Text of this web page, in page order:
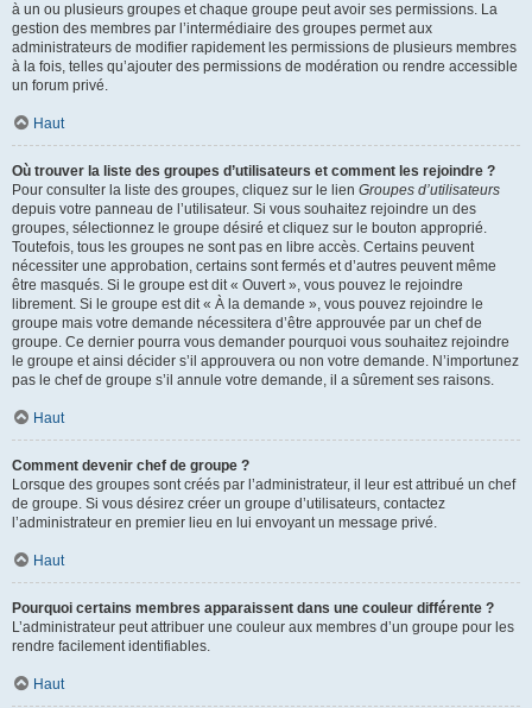
à un ou plusieurs groupes et chaque groupe peut avoir ses permissions. La
gestion des membres par l’intermédiaire des groupes permet aux
administrateurs de modifier rapidement les permissions de plusieurs membres
à la fois, telles qu’ajouter des permissions de modération ou rendre accessible
un forum privé.
Haut
Où trouver la liste des groupes d’utilisateurs et comment les rejoindre ?
Pour consulter la liste des groupes, cliquez sur le lien Groupes d’utilisateurs
depuis votre panneau de l’utilisateur. Si vous souhaitez rejoindre un des
groupes, sélectionnez le groupe désiré et cliquez sur le bouton approprié.
Toutefois, tous les groupes ne sont pas en libre accès. Certains peuvent
nécessiter une approbation, certains sont fermés et d’autres peuvent même
être masqués. Si le groupe est dit « Ouvert », vous pouvez le rejoindre
librement. Si le groupe est dit « À la demande », vous pouvez rejoindre le
groupe mais votre demande nécessitera d’être approuvée par un chef de
groupe. Ce dernier pourra vous demander pourquoi vous souhaitez rejoindre
le groupe et ainsi décider s’il approuvera ou non votre demande. N’importunez
pas le chef de groupe s’il annule votre demande, il a sûrement ses raisons.
Haut
Comment devenir chef de groupe ?
Lorsque des groupes sont créés par l’administrateur, il leur est attribué un chef
de groupe. Si vous désirez créer un groupe d’utilisateurs, contactez
l’administrateur en premier lieu en lui envoyant un message privé.
Haut
Pourquoi certains membres apparaissent dans une couleur différente ?
L’administrateur peut attribuer une couleur aux membres d’un groupe pour les
rendre facilement identifiables.
Haut